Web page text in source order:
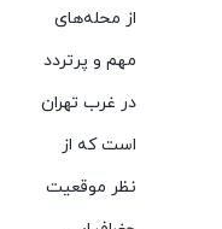
از محله‌های
مهم و پرتردد
در غرب تهران
است که از
نظر موقعیت